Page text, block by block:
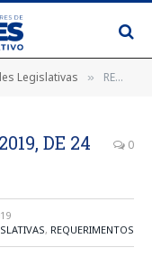
Legislativas » REQUERIMENTO Nº 284/2019, DE 24 DE OUTUBRO DE 2019
DE 24
0
, REQUERIMENTOS